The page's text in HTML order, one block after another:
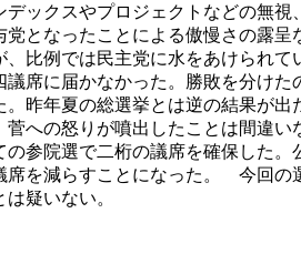
ックスやプロジェクトなどの無
となったことによる傲慢さの露呈
比例では民主党に水をあけられ
席に届かなかった。勝敗を分け
昨年夏の総選挙とは逆の結果が
への怒りが噴出したことは間違い
参院選で二桁の議席を確保した
を減らすことになった。 今回
疑いない。